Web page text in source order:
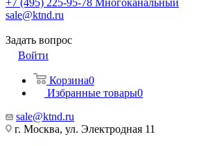
+7 (495) 225-95-78 Многоканальный
sale@ktnd.ru
Задать вопрос
Войти
Корзина0
Избранные товары0
sale@ktnd.ru
г. Москва, ул. Электродная 11